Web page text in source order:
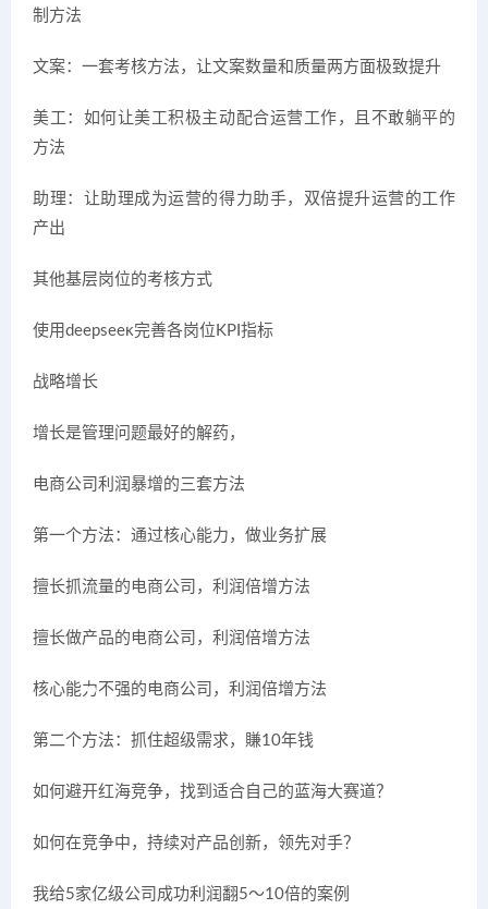
制方法
文案：一套考核方法，让文案数量和质量两方面极致提升
美工：如何让美工积极主动配合运营工作，且不敢躺平的
方法
助理：让助理成为运营的得力助手，双倍提升运营的工作
产出
其他基层岗位的考核方式
使用deepseek完善各岗位KPI指标
战略增长
增长是管理问题最好的解药，
电商公司利润暴增的三套方法
第一个方法：通过核心能力，做业务扩展
擅长抓流量的电商公司，利润倍增方法
擅长做产品的电商公司，利润倍增方法
核心能力不强的电商公司，利润倍增方法
第二个方法：抓住超级需求，賺10年钱
如何避开红海竞争，找到适合自己的蓝海大赛道？
如何在竞争中，持续对产品创新，领先对手？
我给5家亿级公司成功利润翻5～10倍的案例